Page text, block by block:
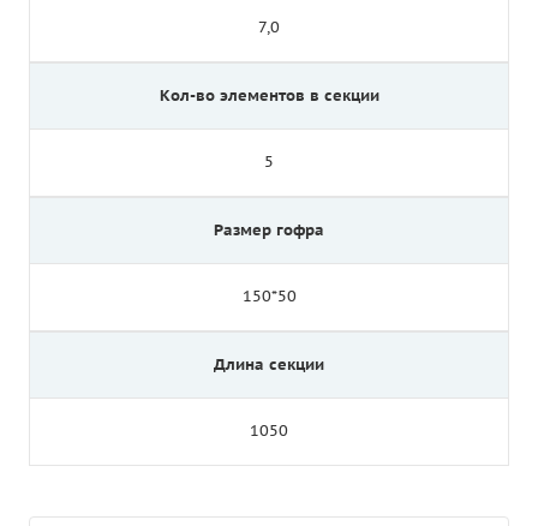
7,0
Кол-во элементов в секции
5
Размер гофра
150*50
Длина секции
1050